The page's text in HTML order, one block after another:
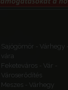
Sajógömör - Várhegy
vára
Feketeváros - Vár -
Városerődítés
Meszes - Várhegy